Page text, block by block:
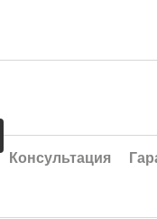
Консультация